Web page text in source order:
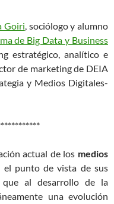
Goiri, sociólogo y alumno
de Big Data y Business
estratégico, analítico e
de marketing de DEIA
y Medios Digitales-
actual de los medios
el punto de vista de sus
al desarrollo de la
una evolución